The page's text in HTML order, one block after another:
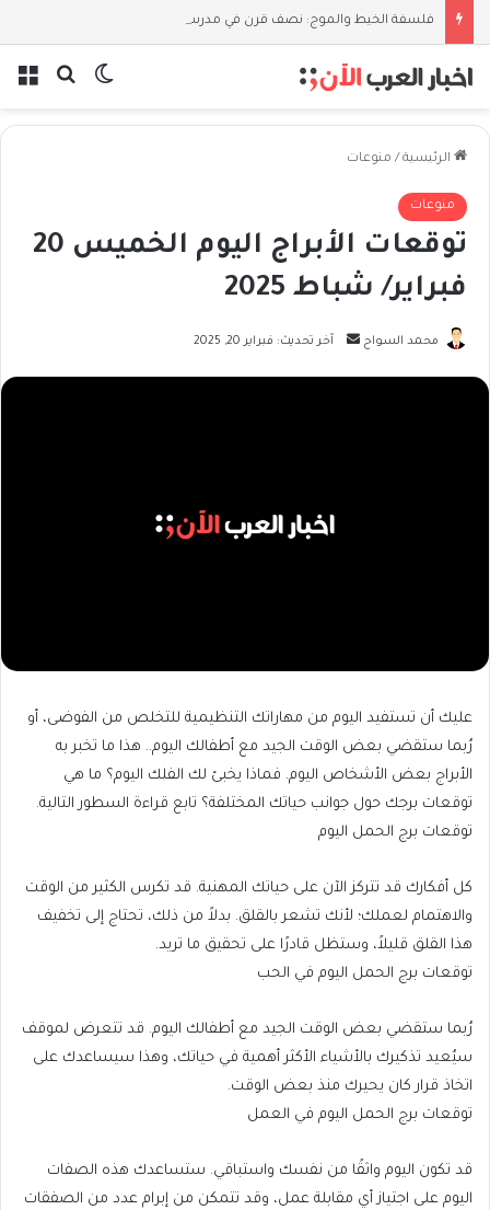
فلسفة الخيط والموج: نصف قرن في مدرسة البحر مع غسان المزيدي
بحثالوضع
الرئيسية / منوعات
منوعات
توقعات الأبراج اليوم الخميس 20
فبراير/ شباط 2025
محمد السواح
أرسلآخر تحديث: فبراير 20, 2025
عليك أن تستفيد اليوم من مهاراتك التنظيمية للتخلص من الفوضى، أو
رُبما ستقضي بعض الوقت الجيد مع أطفالك اليوم.. هذا ما تخبر به
الأبراج بعض الأشخاص اليوم. فماذا يخبئ لك الفلك اليوم؟ ما هي
توقعات برجك حول جوانب حياتك المختلفة؟ تابع قراءة السطور التالية.
توقعات برج الحمل اليوم
كل أفكارك قد تتركز الآن على حياتك المهنية. قد تكرس الكثير من الوقت
والاهتمام لعملك؛ لأنك تشعر بالقلق. بدلاً من ذلك، تحتاج إلى تخفيف
هذا القلق قليلاً، وستظل قادرًا على تحقيق ما تريد.
توقعات برج الحمل اليوم في الحب
رُبما ستقضي بعض الوقت الجيد مع أطفالك اليوم. قد تتعرض لموقف
سيُعيد تذكيرك بالأشياء الأكثر أهمية في حياتك، وهذا سيساعدك على
اتخاذ قرار كان يحيرك منذ بعض الوقت.
توقعات برج الحمل اليوم في العمل
قد تكون اليوم واثقًا من نفسك واستباقي. ستساعدك هذه الصفات
اليوم على اجتياز أي مقابلة عمل، وقد تتمكن من إبرام عدد من الصفقات